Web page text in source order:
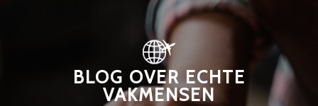
BLOG OVER ECHTE
VAKMENSEN